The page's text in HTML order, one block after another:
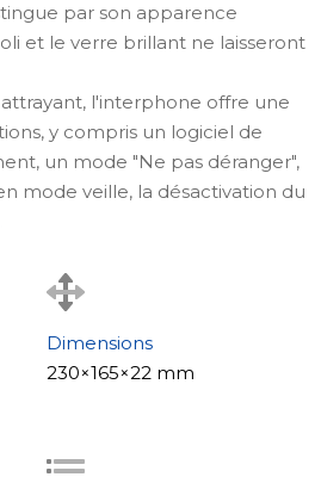
par son apparence
et le verre brillant ne laisseront
l'interphone offre une
y compris un logiciel de
un mode "Ne pas déranger",
mode veille, la désactivation du
et la désactivation du son
une solution idéale pour les
de sociétés prestigieuses
à chaque détail, ainsi que
Avec cet interphone, il est
Dimensions
230×165×22 mm